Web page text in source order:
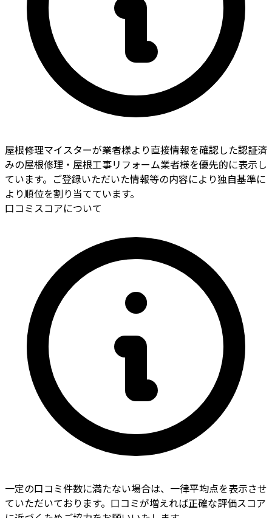
屋根修理マイスターが業者様より直接情報を確認した認証済
みの屋根修理・屋根工事リフォーム業者様を優先的に表示し
ています。ご登録いただいた情報等の内容により独自基準に
より順位を割り当てています。
口コミスコアについて
一定の口コミ件数に満たない場合は、一律平均点を表示させ
ていただいております。口コミが増えれば正確な評価スコア